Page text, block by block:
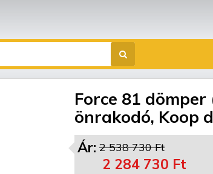
Force 81
önrakodó, Koop
Ár: 2 538 730 Ft
2 284 730 Ft